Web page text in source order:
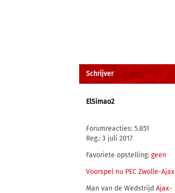
Schrijver
ElSimao2
Forumreacties: 5.851
Reg.: 3 juli 2017
Favoriete opstelling: geen
Voorspel nu PEC Zwolle-Ajax
Man van de Wedstrijd Ajax-